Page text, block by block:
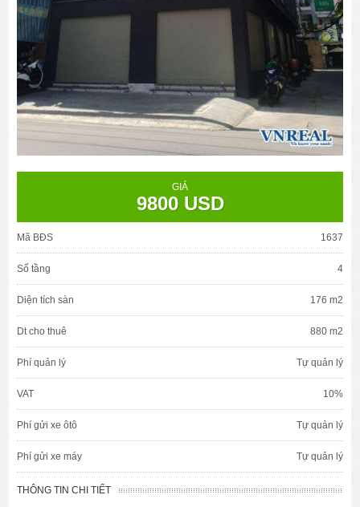
GIÁ
9800 USD
Mã BĐS 1637
Số tầng 4
Diện tích sàn 176 m2
Dt cho thuê 880 m2
Phí quản lý Tự quản lý
VAT 10%
Phí gửi xe ôtô Tự quản lý
Phí gửi xe máy Tự quản lý
THÔNG TIN CHI TIẾT